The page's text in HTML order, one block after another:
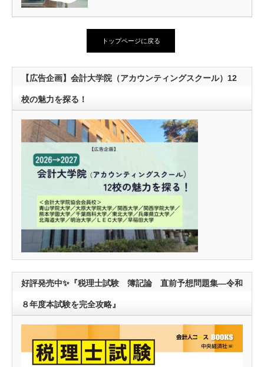
トップページに戻る
【広告企画】会計大学院（アカウンティングスクール）12
校の魅力を探る！
好評発売中✨『税理士試験 簿記論 直前予想問題集―令和
８年度本試験を完全攻略』